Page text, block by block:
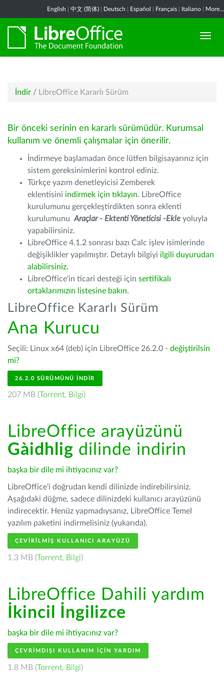
English 中文 (简体) Deutsch Español Français Italiano More...
İndir / LibreOffice Kararlı Sürüm
Bir önceki serinin en kararlı sürümüdür. Kurumsal
kullanım ve önemli çalışmalar için önerilir.
İndirmeye başlamadan önce lütfen bilgisayarınız için
sistem gereksinimlerini kontrol ediniz.
Türkçe yazım denetleyicisi Zemberek
eklentisini indirmek için tıklayın. LibreOffice
kurulumunu gerçekleştirdikten sonra eklenti
kurulumunu Araçlar - Ektenti Yöneticisi -Ekle yoluyla
yapabilirsiniz.
LibreOffice 4.1.2 sonrası bazı Calc işlev isimlerinde
değişiklikler yapılmıştır. Detaylı bilgiyi ilgili duyurudan
alabilirsiniz.
LibreOffice'in ticari desteği için sertifikalı
ortaklarımızın listesine bakın.
LibreOffice Kararlı Sürüm
Ana Kurucu
Seçili: Linux x64 (deb) için LibreOffice 26.2.0 - değiştirilsin
mi?
26.2.0 SÜRÜMÜNÜ İNDIR
207 MB (Torrent, Bilgi)
LibreOffice arayüzünü
Gàidhlig dilinde indirin
başka bir dile mi ihtiyacınız var?
LibreOffice'i doğrudan kendi dilinizde indirebilirsiniz.
Aşağıdaki düğme, sadece dilinizdeki kullanıcı arayüzünü
indirecektir. Henüz yapmadıysanız, LibreOffice Temel
yazılım paketini indirmelisiniz (yukarıda).
ÇEVIRILMIŞ KULLANICI ARAYÜZÜ
1.3 MB (Torrent, Bilgi)
LibreOffice Dahili yardım
İkincil İngilizce
başka bir dile mi ihtiyacınız var?
ÇEVRIMDIŞI KULLANIM IÇIN YARDIM
1.8 MB (Torrent, Bilgi)